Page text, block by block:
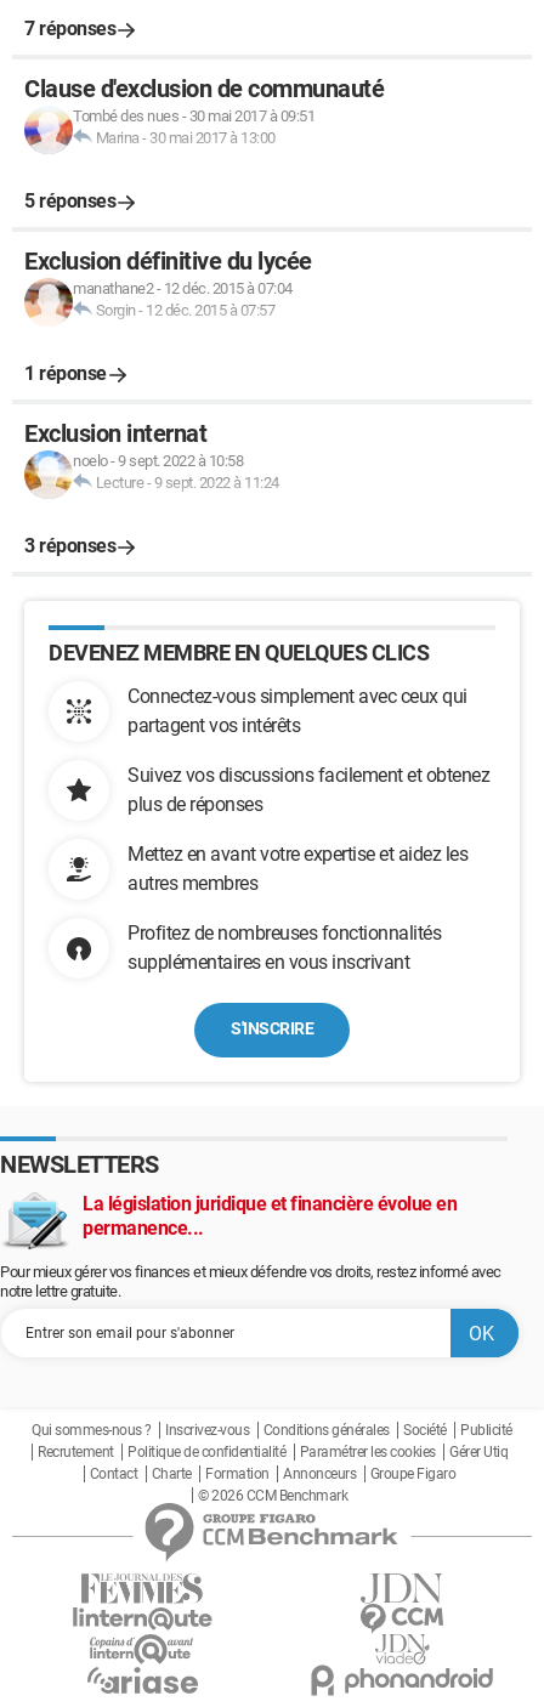
7 réponses
Clause d'exclusion de communauté
Tombé des nues - 30 mai 2017 à 09:51
Marina - 30 mai 2017 à 13:00
5 réponses
Exclusion définitive du lycée
manathane2- 12 déc. 2015 à 07:04
Sorgin- 12 déc. 2015 à 07:57
1 réponse
Exclusion internat
noelo-9 sept. 2022 à 10:58
Lecture-9 sept. 2022 à 11:24
3 réponses
DEVENEZ MEMBRE EN QUELQUES CLICS
Connectez-vous simplement avec ceux qui
partagent vos intérêts
Suivez vos discussions facilement et obtenez
plus de réponses
Mettez en avant votre expertise et aidez les
autres membres
Profitez de nombreuses fonctionnalités
supplémentaires en vous inscrivant
S'INSCRIRE
NEWSLETTERS
La législation juridique et financière évolue en
permanence...
Pour mieux gérer vos finances et mieux défendre vos droits, restez informé avec
notre lettre gratuite.
Qui sommes-nous ? Inscrivez-vous Conditions générales Société
Publicité
Recrutement
Politique de confidentialité Paramétrer les cookies
Gérer Utiq
Contact
Charte Formation Annonceurs
Groupe Figaro
© 2026 CCM Benchmark